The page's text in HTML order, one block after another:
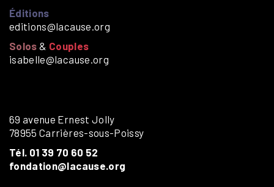
Éditions
editions@lacause.org
Solos & Couples
isabelle@lacause.org
69 avenue Ernest Jolly
78955 Carrières-sous-Poissy
Tél. 01 39 70 60 52
fondation@lacause.org